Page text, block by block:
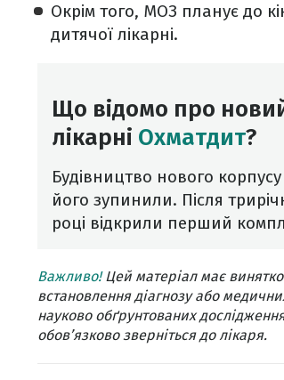
Окрім того, МОЗ планує до
дитячої лікарні.
Що відомо про
лікарні Охматдит?
Будівництво нового
його зупинили. Після
році відкрили перший
Важливо!Цей матеріал має
встановлення діагнозу або
науково обґрунтованих
обов’язково зверніться до лікаря.